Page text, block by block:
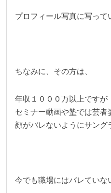
プロフィール写真に写って
ちなみに、その方は、
年収１０００万以上ですが
セミナー動画や塾では芸者
顔がバレないようにサング
今でも職場にはバレていな